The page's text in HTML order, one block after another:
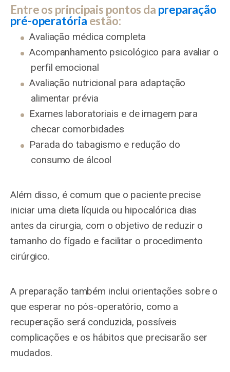
Entre os principais pontos da preparação
pré-operatória estão:
Avaliação médica completa
Acompanhamento psicológico para avaliar o
perfil emocional
Avaliação nutricional para adaptação
alimentar prévia
Exames laboratoriais e de imagem para
checar comorbidades
Parada do tabagismo e redução do
consumo de álcool
Além disso, é comum que o paciente precise
iniciar uma dieta líquida ou hipocalórica dias
antes da cirurgia, com o objetivo de reduzir o
tamanho do fígado e facilitar o procedimento
cirúrgico.
A preparação também inclui orientações sobre o
que esperar no pós-operatório, como a
recuperação será conduzida, possíveis
complicações e os hábitos que precisarão ser
mudados.